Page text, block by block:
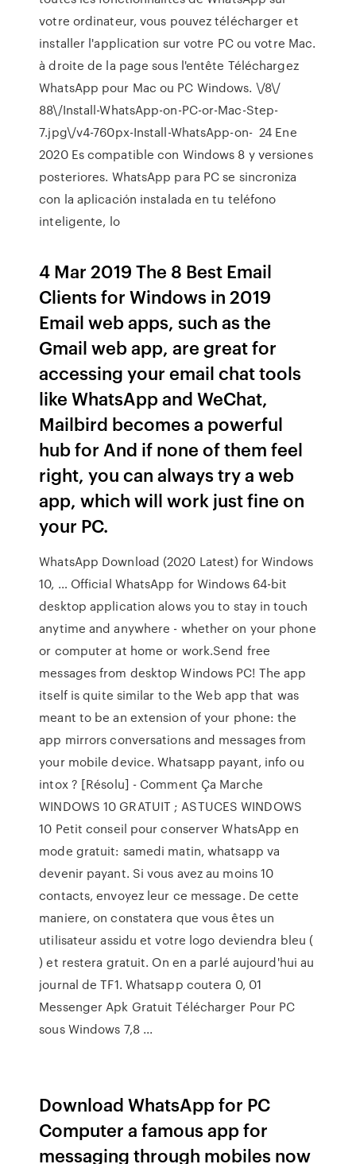
votre ordinateur, vous pouvez télécharger et
installer l'application sur votre PC ou votre Mac.
à droite de la page sous l'entête Téléchargez
WhatsApp pour Mac ou PC Windows. \/8\/
88\/Install-WhatsApp-on-PC-or-Mac-Step-
7.jpg\/v4-760px-Install-WhatsApp-on- 24 Ene
2020 Es compatible con Windows 8 y versiones
posteriores. WhatsApp para PC se sincroniza
con la aplicación instalada en tu teléfono
inteligente, lo
4 Mar 2019 The 8 Best Email
Clients for Windows in 2019
Email web apps, such as the
Gmail web app, are great for
accessing your email chat tools
like WhatsApp and WeChat,
Mailbird becomes a powerful
hub for And if none of them feel
right, you can always try a web
app, which will work just fine on
your PC.
WhatsApp Download (2020 Latest) for Windows
10, … Official WhatsApp for Windows 64-bit
desktop application alows you to stay in touch
anytime and anywhere - whether on your phone
or computer at home or work.Send free
messages from desktop Windows PC! The app
itself is quite similar to the Web app that was
meant to be an extension of your phone: the
app mirrors conversations and messages from
your mobile device. Whatsapp payant, info ou
intox ? [Résolu] - Comment Ça Marche
WINDOWS 10 GRATUIT ; ASTUCES WINDOWS
10 Petit conseil pour conserver WhatsApp en
mode gratuit: samedi matin, whatsapp va
devenir payant. Si vous avez au moins 10
contacts, envoyez leur ce message. De cette
maniere, on constatera que vous êtes un
utilisateur assidu et votre logo deviendra bleu (
) et restera gratuit. On en a parlé aujourd'hui au
journal de TF1. Whatsapp coutera 0, 01
Messenger Apk Gratuit Télécharger Pour PC
sous Windows 7,8 ...
Download WhatsApp for PC
Computer a famous app for
messaging through mobiles now